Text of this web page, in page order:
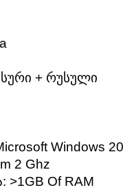
+ რუსული
Windows
2 Ghz
>1GB Of RAM